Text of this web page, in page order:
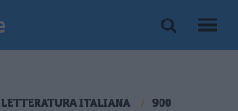
LETTERATURA ITALIANA 900